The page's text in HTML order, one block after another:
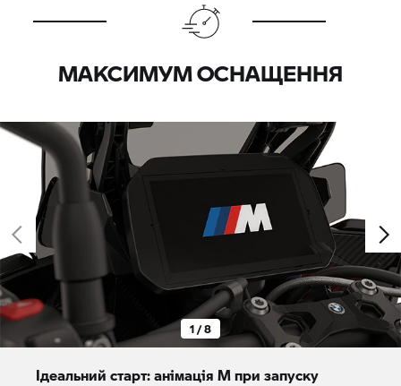
МАКСИМУМ ОСНАЩЕННЯ
1 / 8
Ідеальний старт: анімація M при запуску